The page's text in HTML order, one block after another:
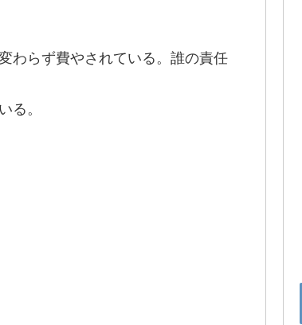
わらず費やされている。誰の責任
。